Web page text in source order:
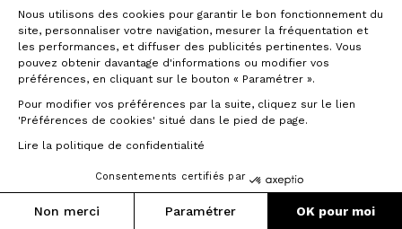
Nous utilisons des cookies pour garantir le bon fonctionnement du
site, personnaliser votre navigation, mesurer la fréquentation et
les performances, et diffuser des publicités pertinentes. Vous
pouvez obtenir davantage d'informations ou modifier vos
préférences, en cliquant sur le bouton « Paramétrer ».
Pour modifier vos préférences par la suite, cliquez sur le lien
'Préférences de cookies' situé dans le pied de page.
Lire la politique de confidentialité
Consentements certifiés par
Non merci Paramétrer OK pour moi
Prix :
2 606 €
Poids :
9.04 kg Ajouter au panier
© Origine Cycles